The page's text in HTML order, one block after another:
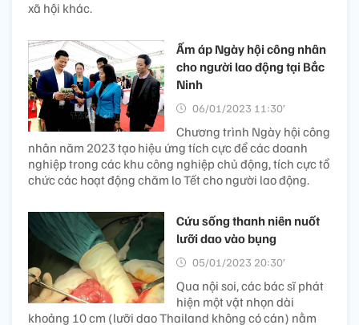
xã hội khác.
Ấm áp Ngày hội công nhân
cho người lao động tại Bắc
Ninh
06/01/2023 11:30’
Chương trình Ngày hội công
nhân năm 2023 tạo hiệu ứng tích cực để các doanh
nghiệp trong các khu công nghiệp chủ động, tích cực tổ
chức các hoạt động chăm lo Tết cho người lao động.
Cứu sống thanh niên nuốt
lưỡi dao vào bụng
05/01/2023 20:30’
Qua nội soi, các bác sĩ phát
hiện một vật nhọn dài
khoảng 10 cm (lưỡi dao Thailand không có cán) nằm